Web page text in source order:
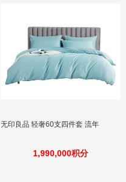
无印良品 轻奢60支四件套 流年
1,990,000积分